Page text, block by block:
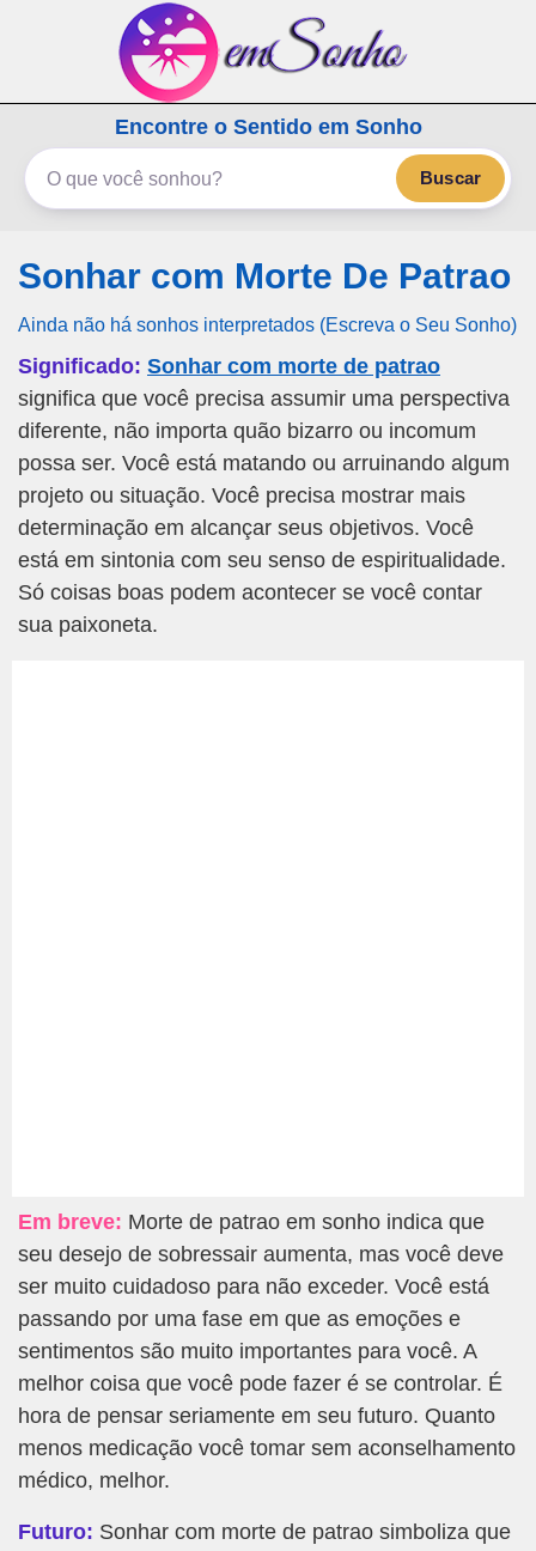
emSonho.com
Os sonhos significam mais
Encontre o Sentido em Sonho
Buscar
Sonhar com Morte De Patrao
Ainda não há sonhos interpretados (Escreva o Seu Sonho)
Significado: Sonhar com morte de patrao
significa que você precisa assumir uma perspectiva
diferente, não importa quão bizarro ou incomum
possa ser. Você está matando ou arruinando algum
projeto ou situação. Você precisa mostrar mais
determinação em alcançar seus objetivos. Você
está em sintonia com seu senso de espiritualidade.
Só coisas boas podem acontecer se você contar
sua paixoneta.
Em breve: Morte de patrao em sonho indica que
seu desejo de sobressair aumenta, mas você deve
ser muito cuidadoso para não exceder. Você está
passando por uma fase em que as emoções e
sentimentos são muito importantes para você. A
melhor coisa que você pode fazer é se controlar. É
hora de pensar seriamente em seu futuro. Quanto
menos medicação você tomar sem aconselhamento
médico, melhor.
Futuro: Sonhar com morte de patrao simboliza que